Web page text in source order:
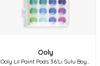
Ooly
Ooly Lil Paint Pods 36’Lı Sulu Boya